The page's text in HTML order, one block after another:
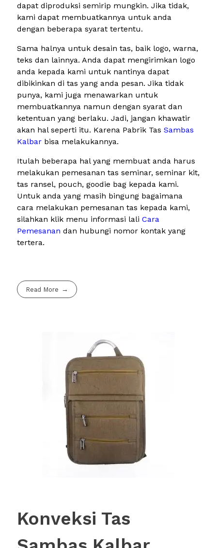
dapat diproduksi semirip mungkin. Jika tidak,
kami dapat membuatkannya untuk anda
dengan beberapa syarat tertentu.
Sama halnya untuk desain tas, baik logo, warna,
teks dan lainnya. Anda dapat mengirimkan logo
anda kepada kami untuk nantinya dapat
dibikinkan di tas yang anda pesan. Jika tidak
punya, kami juga menawarkan untuk
membuatkannya namun dengan syarat dan
ketentuan yang berlaku. Jadi, jangan khawatir
akan hal seperti itu. Karena Pabrik Tas Sambas
Kalbar bisa melakukannya.
Itulah beberapa hal yang membuat anda harus
melakukan pemesanan tas seminar, seminar kit,
tas ransel, pouch, goodie bag kepada kami.
Untuk anda yang masih bingung bagaimana
cara melakukan pemesanan tas kepada kami,
silahkan klik menu informasi lali Cara
Pemesanan dan hubungi nomor kontak yang
tertera.
Read More
Konveksi Tas